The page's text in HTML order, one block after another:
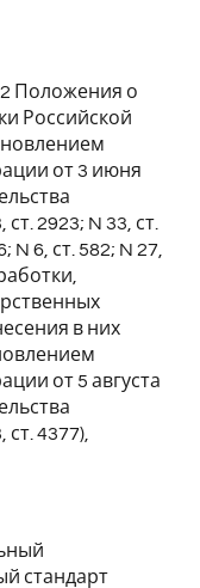
Положения о
Российской
от 3 июня
2923; N 33, ст.
N 6, ст. 582; N 27,
в них
от 5 августа
4377),
стандарт